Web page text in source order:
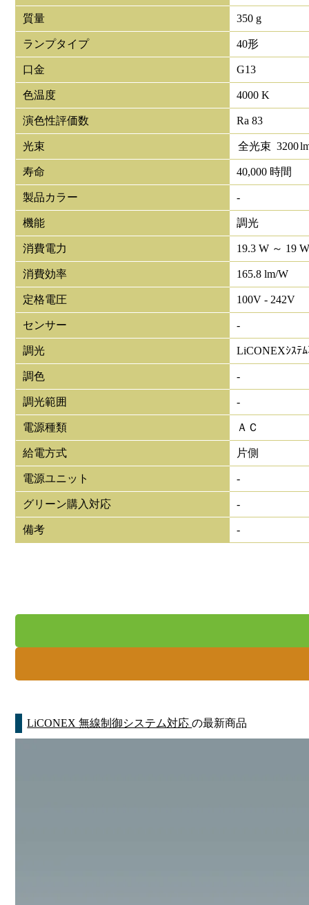
質量 350 g
ランプタイプ 40形
口金 G13
色温度 4000 K
演色性評価数 Ra 83
光束 全光束 3200
寿命 40,000 時間
製品カラー -
機能 調光
消費電力 19.3 W ～ 19
消費効率 165.8 lm/W
定格電圧 100V - 242V
センサー -
調光 LiCONEXｼｽﾃ
調色 -
調光範囲 -
電源種類 ＡＣ
給電方式 片側
電源ユニット -
グリーン購入対応 -
備考 -
LiCONEX 無線制御システム対応の最新商品